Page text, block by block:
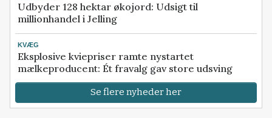
Udbyder 128 hektar økojord: Udsigt til
millionhandel i Jelling
KVÆG
Eksplosive kviepriser ramte nystartet
mælkeproducent: Ét fravalg gav store udsving
Se flere nyheder her